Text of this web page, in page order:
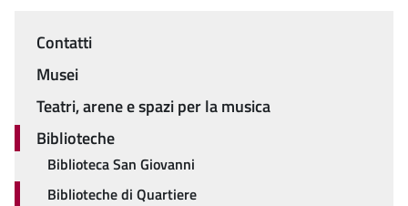
Menu
Contatti
Musei
Teatri, arene e spazi per la musica
Biblioteche
Biblioteca San Giovanni
Biblioteche di Quartiere